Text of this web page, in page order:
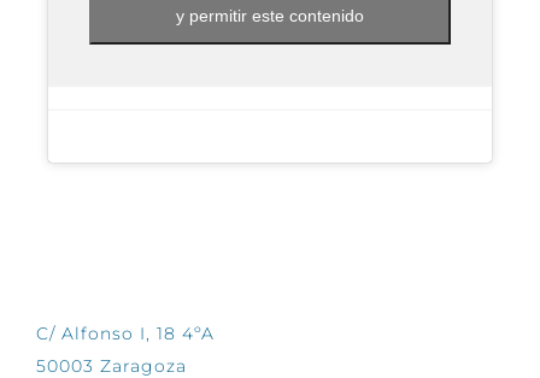
y permitir este contenido
C/ Alfonso I, 18 4ºA
50003 Zaragoza